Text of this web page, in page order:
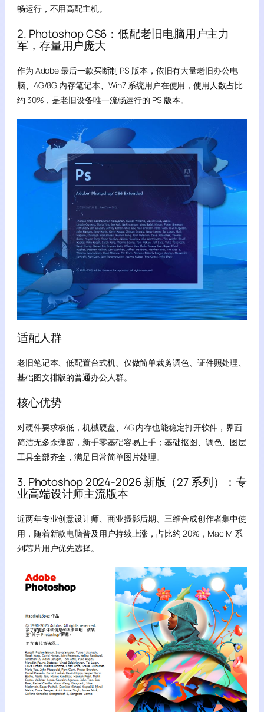
畅运行，不用高配主机。
2. Photoshop CS6：低配老旧电脑用户主力
军，存量用户庞大
作为 Adobe 最后一款买断制 PS 版本，依旧有大量老旧办公电
脑、4G/8G 内存笔记本、Win7 系统用户在使用，使用人数占比
约 30%，是老旧设备唯一流畅运行的 PS 版本。
适配人群
老旧笔记本、低配置台式机、仅做简单裁剪调色、证件照处理、
基础图文排版的普通办公人群。
核心优势
对硬件要求极低，机械硬盘、4G 内存也能稳定打开软件，界面
简洁无多余弹窗，新手零基础容易上手；基础抠图、调色、图层
工具全部齐全，满足日常简单图片处理。
3. Photoshop 2024-2026 新版（27 系列）：专
业高端设计师主流版本
近两年专业创意设计师、商业摄影后期、三维合成创作者集中使
用，随着新款电脑普及用户持续上涨，占比约 20%，Mac M 系
列芯片用户优先选择。